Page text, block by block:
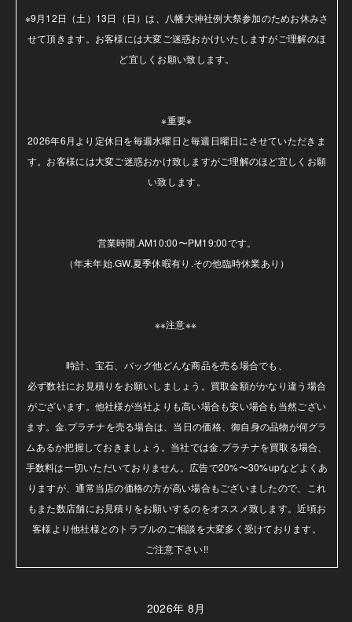
※9月12日（土）13日（日）は、八幡大神社例大祭参加のためお休みさ
せて頂きます。お客様には大変ご迷惑おかけいたしますがご理解のほ
ど宜しくお願い致します。
※重要※
2026年6月より定休日を毎週水曜日と毎週日曜日にさせていただきま
す。お客様には大変ご迷惑おかけ致しますがご理解のほど宜しくお願
い致します。
営業時間.AM10:00〜PM19:00です。
（年末年始.GW.夏季休暇有り.その他臨時休業あり）
※※注意※※
時計、宝石、バッグ他どんな商品を売る場合でも、
必ず数社にお見積りをお願いしましょう。買取金額がかなり違う場合
がございます。他社様が当社よりも高い場合も安い場合も当然ござい
ます。金.プラチナを売る場合は、当日の価格、御自身の品物が何グラ
ムあるか把握しておきましょう。当社では金.プラチナを買取る場合、
手数料は一切いただいておりません。広告で20%〜30%upなどよくあ
りますが、通常当店の価格の方が高い場合もございましたので、これ
もまた数店舗にお見積りをお願いするのをオススメ致します。近頃お
客様より他社様とのトラブルのご相談を大変多く受けております。
ご注意下さい!!
2026年 8月